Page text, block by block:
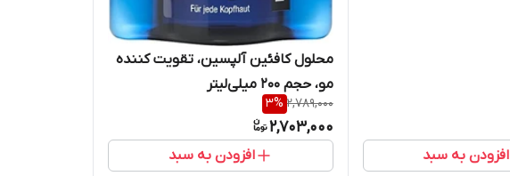
افزودن به سبد
محلول کافئین آلپسین، تقویت کننده
مو، حجم 200 میلی‌لیتر
2,789,000
3%
2,703,000
افزودن به سبد